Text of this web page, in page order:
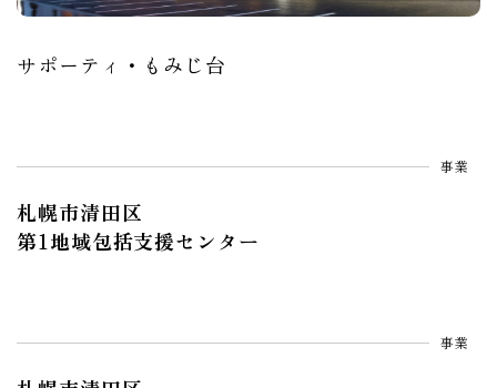
サポーティ・もみじ台
事業
札幌市清田区
第1地域包括支援センター
事業